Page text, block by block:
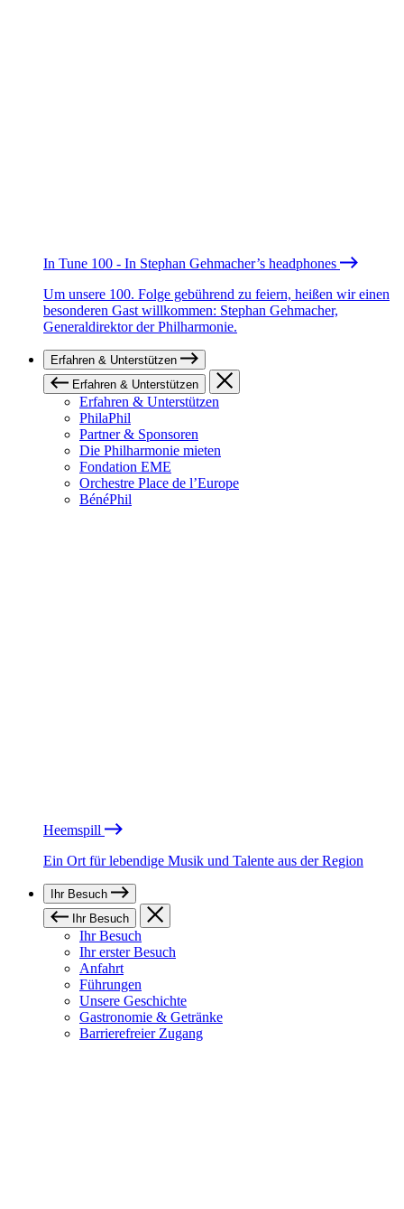
In Tune 100 - In Stephan Gehmacher’s headphones
Um unsere 100. Folge gebührend zu feiern, heißen wir einen
besonderen Gast willkommen: Stephan Gehmacher,
Generaldirektor der Philharmonie.
Erfahren & Unterstützen
Erfahren & Unterstützen
Erfahren & Unterstützen
PhilaPhil
Partner & Sponsoren
Die Philharmonie mieten
Fondation EME
Orchestre Place de l’Europe
BénéPhil
Heemspill
Ein Ort für lebendige Musik und Talente aus der Region
Ihr Besuch
Ihr Besuch
Ihr Besuch
Ihr erster Besuch
Anfahrt
Führungen
Unsere Geschichte
Gastronomie & Getränke
Barrierefreier Zugang